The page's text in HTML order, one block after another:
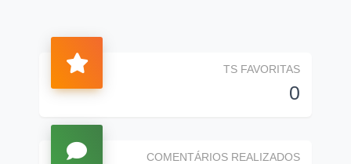
TS FAVORITAS
0
COMENTÁRIOS REALIZADOS